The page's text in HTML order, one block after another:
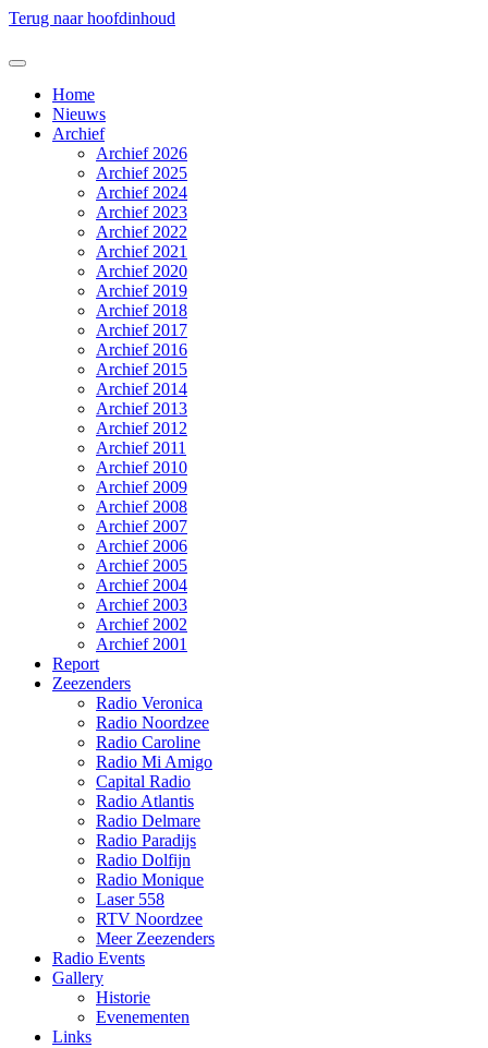
Terug naar hoofdinhoud
Home
Nieuws
Archief
Archief 2026
Archief 2025
Archief 2024
Archief 2023
Archief 2022
Archief 2021
Archief 2020
Archief 2019
Archief 2018
Archief 2017
Archief 2016
Archief 2015
Archief 2014
Archief 2013
Archief 2012
Archief 2011
Archief 2010
Archief 2009
Archief 2008
Archief 2007
Archief 2006
Archief 2005
Archief 2004
Archief 2003
Archief 2002
Archief 2001
Report
Zeezenders
Radio Veronica
Radio Noordzee
Radio Caroline
Radio Mi Amigo
Capital Radio
Radio Atlantis
Radio Delmare
Radio Paradijs
Radio Dolfijn
Radio Monique
Laser 558
RTV Noordzee
Meer Zeezenders
Radio Events
Gallery
Historie
Evenementen
Links